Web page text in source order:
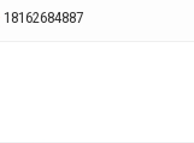
18162684887